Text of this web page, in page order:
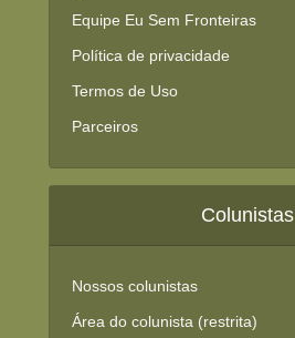
Equipe Eu Sem Fronteiras
Política de privacidade
Termos de Uso
Parceiros
Colunistas
Nossos colunistas
Área do colunista (restrita)